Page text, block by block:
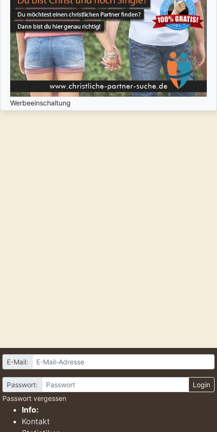
Werbeeinschaltung
E-Mail:
Passwort:
Login
Passwort vergessen
Info:
Kontakt